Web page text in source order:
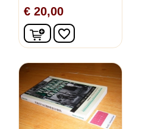
€ 20,00
In winkelwagen
favorite_border